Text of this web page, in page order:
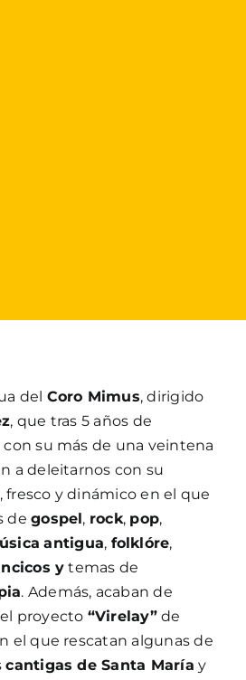
del Coro Mimus, dirigido
, que tras 5 años de
su más de una veintena
a deleitarnos con su
fresco y dinámico en el que
degospel, rock, pop,
antigua, folklóre,
y temas de
. Además, acaban de
proyecto “Virelay”de
el que rescatan algunas de
cantigas de Santa María y